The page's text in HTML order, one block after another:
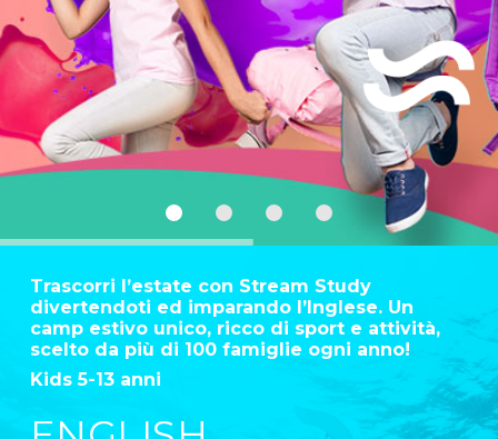
Trascorri l’estate con Stream Study
divertendoti ed imparando l’Inglese. Un
camp estivo unico, ricco di sport e attività,
scelto da più di 100 famiglie ogni anno!
Kids 5-13 anni